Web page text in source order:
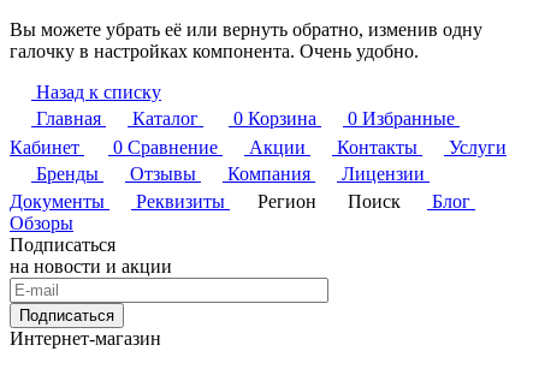
Вы можете убрать её или вернуть обратно, изменив одну
галочку в настройках компонента. Очень удобно.
Назад к списку
Главная
Каталог 0 Корзина 0 Избранные
Кабинет
0 Сравнение Акции Контакты
Услуги
Бренды
Отзывы Компания
Лицензии
Документы
Реквизиты Регион Поиск
Блог
Обзоры
Подписаться
на новости и акции
Подписаться
Интернет-магазин